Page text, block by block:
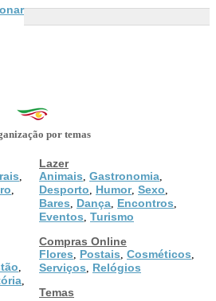
por temas
Lazer
Animais Gastronomia
Desporto Humor, Sexo
Bares Dança Encontros
Eventos Turismo
Compras Online
Flores
Postais Cosméticos
Serviços
Relógios
Temas